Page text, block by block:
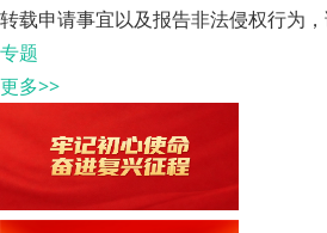
转载申请事宜以及报告非法侵权行为
专题
更多>>